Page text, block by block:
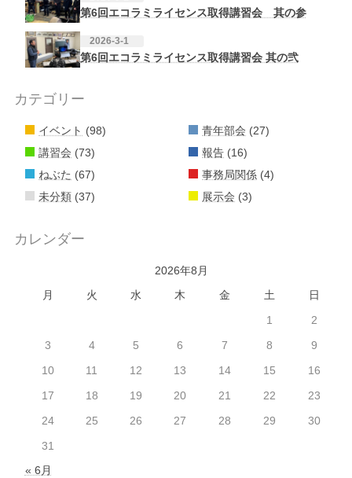
第6回エコラミライセンス取得講習会 其の参
2026-3-1
第6回エコラミライセンス取得講習会 其の弐
カテゴリー
イベント (98)
講習会 (73)
ねぶた (67)
未分類 (37)
青年部会 (27)
報告 (16)
事務局関係 (4)
展示会 (3)
カレンダー
2026年8月
月
火 水 木 金 土
日
1
2
3
4 5 6 7 8
9
10
11 12 13 14 15
16
17
18 19 20 21 22
23
24
25 26 27 28 29
30
31
« 6月